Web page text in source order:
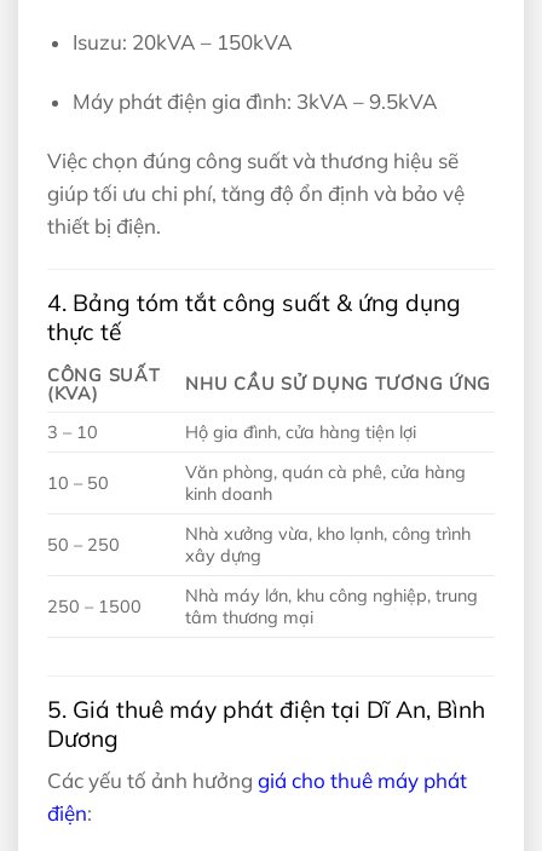
Isuzu: 20kVA – 150kVA
Máy phát điện gia đình: 3kVA – 9.5kVA
Việc chọn đúng công suất và thương hiệu sẽ
giúp tối ưu chi phí, tăng độ ổn định và bảo vệ
thiết bị điện.
4. Bảng tóm tắt công suất & ứng dụng
thực tế
CÔNG SUẤT
(KVA)
NHU CẦU SỬ DỤNG TƯƠNG ỨNG
3 – 10 Hộ gia đình, cửa hàng tiện lợi
10 – 50
Văn phòng, quán cà phê, cửa hàng
kinh doanh
50 – 250
Nhà xưởng vừa, kho lạnh, công trình
xây dựng
250 – 1500
Nhà máy lớn, khu công nghiệp, trung
tâm thương mại
5. Giá thuê máy phát điện tại Dĩ An, Bình
Dương
Các yếu tố ảnh hưởng giá cho thuê máy phát
điện: